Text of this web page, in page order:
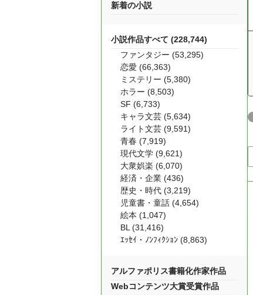
新着の小説
小説作品すべて (228,744)
ファンタジー (53,295)
恋愛 (66,363)
ミステリー (5,380)
ホラー (8,503)
SF (6,733)
キャラ文芸 (5,634)
ライト文芸 (9,591)
青春 (7,919)
現代文学 (9,621)
大衆娯楽 (6,070)
経済・企業 (436)
歴史・時代 (3,219)
児童書・童話 (4,654)
絵本 (1,047)
BL (31,416)
ｴｯｾｲ・ﾉﾝﾌｨｸｼｮﾝ (8,863)
アルファポリス書籍化作家作品
Webコンテンツ大賞受賞作品